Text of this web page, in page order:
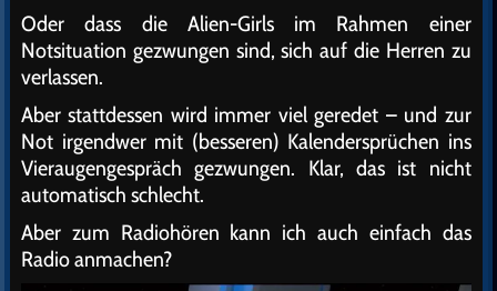
Oder dass die Alien-Girls im Rahmen einer
Notsituation gezwungen sind, sich auf die Herren zu
verlassen.
Aber stattdessen wird immer viel geredet – und zur
Not irgendwer mit (besseren) Kalendersprüchen ins
Vieraugengespräch gezwungen. Klar, das ist nicht
automatisch schlecht.
Aber zum Radiohören kann ich auch einfach das
Radio anmachen?